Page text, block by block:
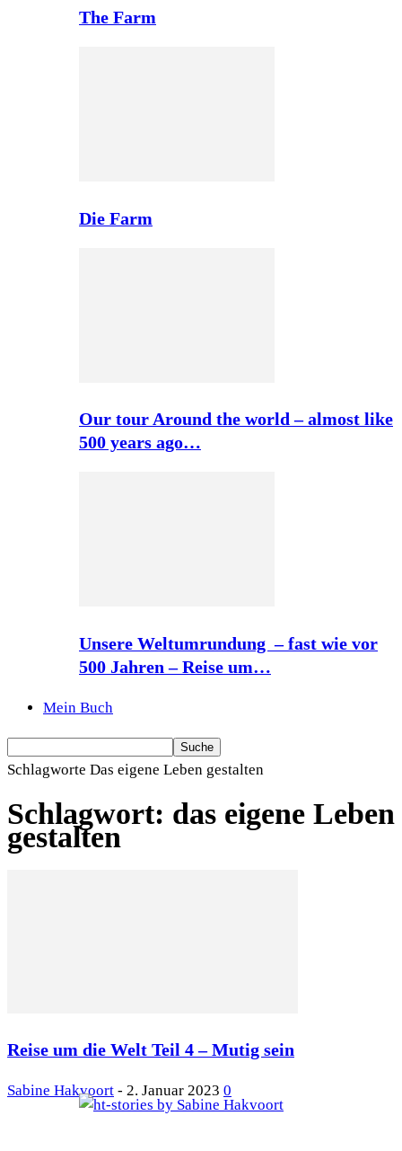
The Farm
Die Farm
Our tour Around the world – almost like
500 years ago…
Unsere Weltumrundung – fast wie vor
500 Jahren – Reise um…
Mein Buch
Schlagworte Das eigene Leben gestalten
Schlagwort: das eigene Leben
gestalten
Reise um die Welt Teil 4 – Mutig sein
Sabine Hakvoort - 2. Januar 2023 0